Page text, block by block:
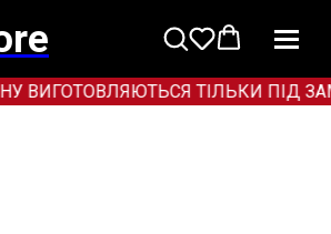
ВИГОТОВЛЯЮТЬСЯ ТІЛЬКИ ПІД